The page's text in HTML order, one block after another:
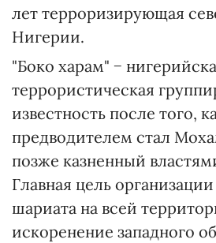
лет терроризирующая
Нигерии.
"Боко харам" −
террористическая
известность после того,
предводителем стал
позже казненный
Главная цель
шариата на всей
искоренение западного